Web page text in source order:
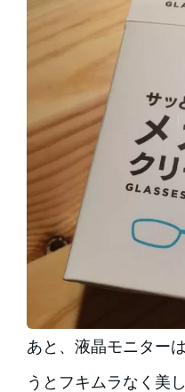
あと、液晶モニター
うとフキムラなく美